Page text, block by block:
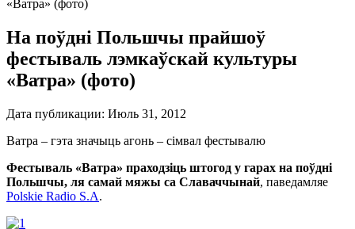
«Ватра» (фото)
На поўдні Польшчы прайшоў
фестываль лэмкаўскай культуры
«Ватра» (фото)
Дата публикации: Июль 31, 2012
Ватра – гэта значыць агонь – сімвал фестывалю
Фестываль «Ватра» праходзіць штогод у гарах на поўдні
Польшчы, ля самай мяжы са Славаччынай, паведамляе
Polskie Radio S.A.